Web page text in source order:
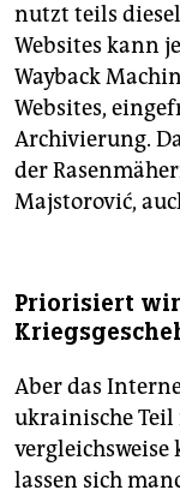
nutzt teils
Websites kann
Wayback
Websites,
Archivierung.
der
Majstorović,
Priorisiert
Aber das
ukrainische Teil
vergleichsweise
lassen sich